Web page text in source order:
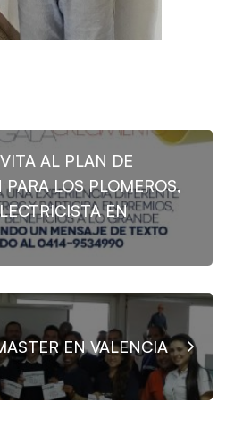
AL PLAN DE
LOS PLOMEROS,
EN
EN VALENCIA